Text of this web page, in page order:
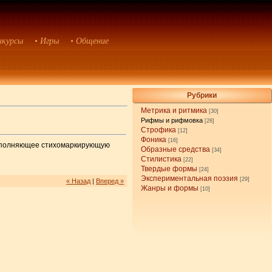
• Игры • Общение
Рубрики
Метрика и ритмика [30]
Рифмы и рифмовка [28]
Строфика [12]
Фоника [16]
Образные средства [34]
Стилистика [22]
Твердые формы [24]
Экспериментальная поэзия [29]
Жанры и формы [10]
стихомаркирующую
« Назад | Вперед »